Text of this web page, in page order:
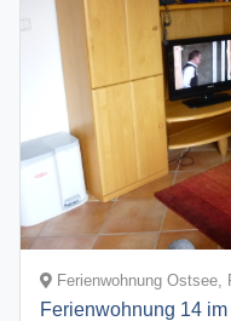
Ferienwohnung Ostsee,
Ferienwohnung 14